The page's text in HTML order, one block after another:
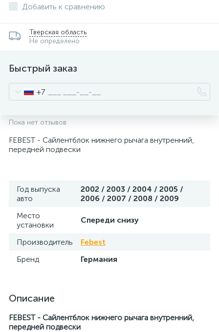
Добавить к сравнению
Тверская область
Не определено
Быстрый заказ
+7
Пока нет отзывов
FEBEST - Сайлентблок нижнего рычага внутренний,
передней подвески
Год выпуска
авто
2002 / 2003 / 2004 / 2005 /
2006 / 2007 / 2008 / 2009
Место
установки
Спереди снизу
Производитель
Febest
Бренд
Германия
Описание
FEBEST - Сайлентблок нижнего рычага внутренний,
передней подвески